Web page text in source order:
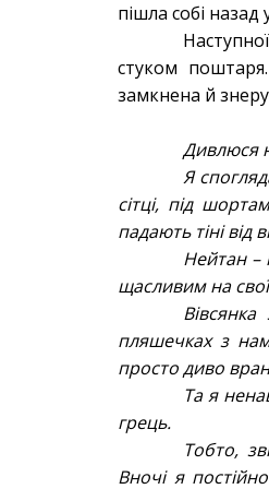
пішла собі назад
стуком
замкнена й
Дивлюся
Я
сітці, під
падають тіні від
Нейтан –
щасливим на
пляшечках з
просто диво
Та я
грець.
Тобто,
Вночі я